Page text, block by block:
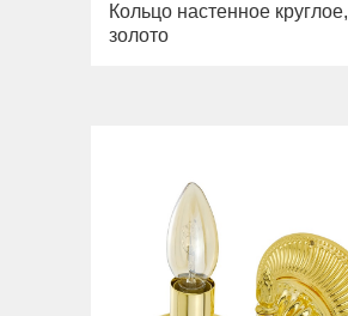
Кольцо настенное круглое,
золото